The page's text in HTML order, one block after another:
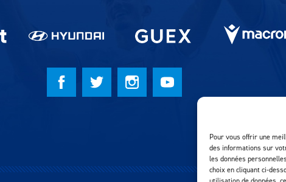
Pour vous offrir une
des informations sur
les données
choix en cliquant ci-